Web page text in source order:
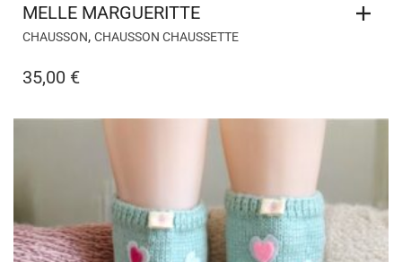
MELLE MARGUERITTE
CHAUSSON, CHAUSSON CHAUSSETTE
35,00 €